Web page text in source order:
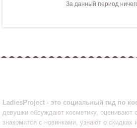
За данный период
LadiesProject - это социальный гид по
девушки обсуждают косметику, оценивают
знакомятся с новинками, узнают о скидках